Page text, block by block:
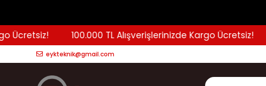
100.000 TL Alışverişlerinizde Kargo Ücretsiz!
eykteknik@gmail.com